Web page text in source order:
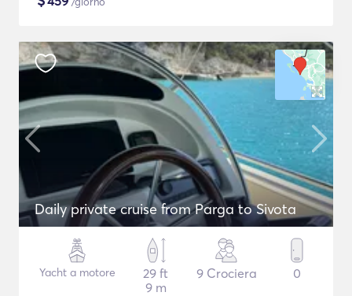
Daily private cruise from Parga to Sivota
Yacht a motore
29 ft
9 m
9 Crociera 0